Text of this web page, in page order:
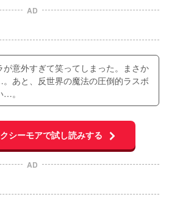
AD
が意外すぎて笑ってしまった。まさか
あと、反世界の魔法の圧倒的ラスボ
。
シーモアで試し読みする
AD